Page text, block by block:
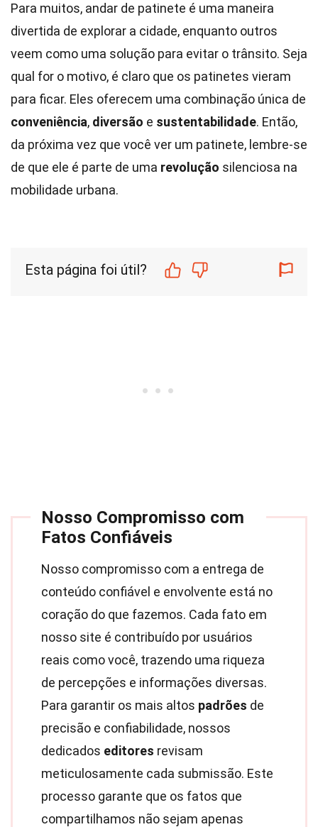
Para muitos, andar de patinete é uma maneira
divertida de explorar a cidade, enquanto outros
veem como uma solução para evitar o trânsito. Seja
qual for o motivo, é claro que os patinetes vieram
para ficar. Eles oferecem uma combinação única de
conveniência, diversão e sustentabilidade. Então,
da próxima vez que você ver um patinete, lembre-se
de que ele é parte de uma revolução silenciosa na
mobilidade urbana.
Esta página foi útil?
Nosso Compromisso com
Fatos Confiáveis
Nosso compromisso com a entrega de
conteúdo confiável e envolvente está no
coração do que fazemos. Cada fato em
nosso site é contribuído por usuários
reais como você, trazendo uma riqueza
de percepções e informações diversas.
Para garantir os mais altos padrões de
precisão e confiabilidade, nossos
dedicados editores revisam
meticulosamente cada submissão. Este
processo garante que os fatos que
compartilhamos não sejam apenas